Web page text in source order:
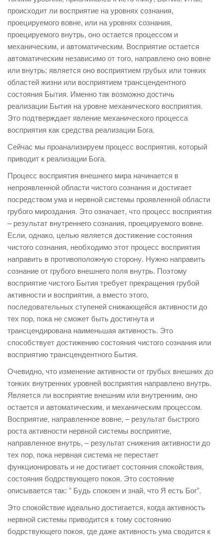
происходит ли восприятие на уровнях сознания,
проецируемого вовне, или на уровнях сознания,
проецируемого внутрь, оно остается процессом и
механическим, и автоматическим. Восприятие остается
автоматическим независимо от того, направлено оно вовне
или внутрь; является оно восприятием грубых или тонких
областей жизни или восприятием трансцендентного
состояния Бытия. Именно так возможно достичь
реализации Бытия на уровне механического восприятия.
Это подтверждает явление механического процесса
восприятия как средства реализации Бога.
Сейчас мы проанализируем процесс восприятия, который
приводит к реализации Бога.
Процесс восприятия внешнего мира начинается в
непроявленной области чистого сознания и достигает
посредством ума и нервной системы проявленной области
грубого мироздания. Это означает, что процесс восприятия
– результат внутреннего сознания, проецируемого вовне.
Если, однако, целью является достижение состояния
чистого сознания, необходимо этот процесс восприятия
направить в противоположную сторону. Нужно направить
сознание от грубого внешнего поля внутрь. Поэтому
восприятие чистого Бытия требует прекращения грубой
активности и восприятия, а вместо этого,
последовательных ступеней снижающейся активности до
тех пор, пока не сможет быть достигнута и
трансцендирована наименьшая активность. Это
способствует достижению состояния чистого сознания или
восприятию трансцендентного Бытия.
Очевидно, что изменение активности от грубых внешних до
тонких внутренних уровней восприятия направлено внутрь.
Является ли восприятие внешним или внутренним, оно
остается и автоматическим, и механическим процессом.
Восприятие, направленное вовне, – результат быстрого
роста активности нервной системы восприятие,
направленное внутрь, – результат снижения активности до
тех пор, пока нервная система не перестает
функционировать и не достигает состояния спокойствия,
состояния бодрствующего покоя. Это состояние
описывается так: ” Будь спокоен и знай, что Я есть Бог”.
Это спокойствие идеально достигается, когда активность
нервной системы приводится к тому состоянию
бодрствующего покоя, где даже активность ума сводится к